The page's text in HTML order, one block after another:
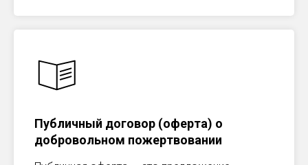
Публичный договор (оферта) о
добровольном пожертвовании